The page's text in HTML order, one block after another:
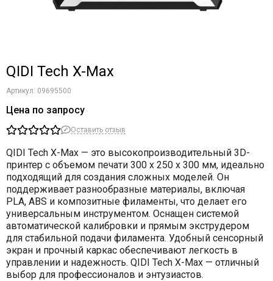
QIDI Tech X-Max
Артикул: 09695500
Цена по запросу
Оставить отзыв
QIDI Tech X-Max — это высокопроизводительный 3D-
принтер с объемом печати 300 x 250 x 300 мм, идеально
подходящий для создания сложных моделей. Он
поддерживает разнообразные материалы, включая
PLA, ABS и композитные филаменты, что делает его
универсальным инструментом. Оснащен системой
автоматической калибровки и прямым экструдером
для стабильной подачи филамента. Удобный сенсорный
экран и прочный каркас обеспечивают легкость в
управлении и надежность. QIDI Tech X-Max — отличный
выбор для профессионалов и энтузиастов.